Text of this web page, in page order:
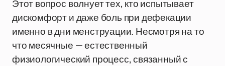
Этот вопрос волнует тех, кто испытывает
дискомфорт и даже боль при дефекации
именно в дни менструации. Несмотря на то
что месячные — естественный
физиологический процесс, связанный с